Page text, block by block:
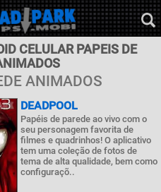
CELULAR PAPEIS DE
ANIMADOS
DEADPOOL
Papéis de parede ao vivo com o
seu personagem favorita de
filmes e quadrinhos! O aplicativo
tem uma coleção de fotos de
tema de alta qualidade, bem como
configuraçõ..